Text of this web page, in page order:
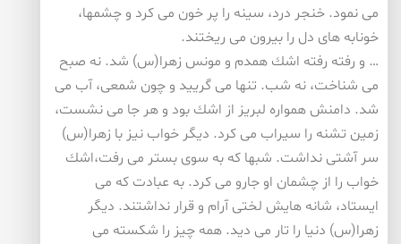
می نمود. خنجر درد، سینه را پر خون می كرد و چشمها،
خونابه های دل را بیرون می ریختند.
… و رفته رفته اشك همدم و مونس زهرا(س) شد. نه صبح
می شناخت، نه شب. تنها می گریید و چون شمعی، آب می
شد. دامنش همواره لبریز از اشك بود و هر جا می نشست،
زمین تشنه را سیراب می كرد. دیگر خواب نیز با زهرا(س)
سر آشتی نداشت. شبها كه به سوی بستر می رفت،اشك
خواب را از چشمان او جارو می كرد. به عبادت كه می
ایستاد، شانه هایش لختی آرام و قرار نداشتند. دیگر
زهرا(س) دنیا را تار می دید. همه چیز را شكسته می